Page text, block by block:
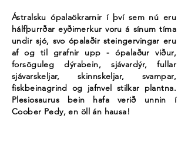
Ástralsku ópalaökrarnir í því sem nú eru
hálfþurrðar eyðimerkur voru á sínum tíma
undir sjó, svo ópalaðir steingervingar eru
af og til grafnir upp - ópalaður viður,
forsöguleg dýrabein, sjávardýr, fullar
sjávarskeljar, skinnskeljar, svampar,
fiskbeinagrind og jafnvel stilkar plantna.
Plesiosaurus bein hafa verið unnin í
Coober Pedy, en öll án hausa!